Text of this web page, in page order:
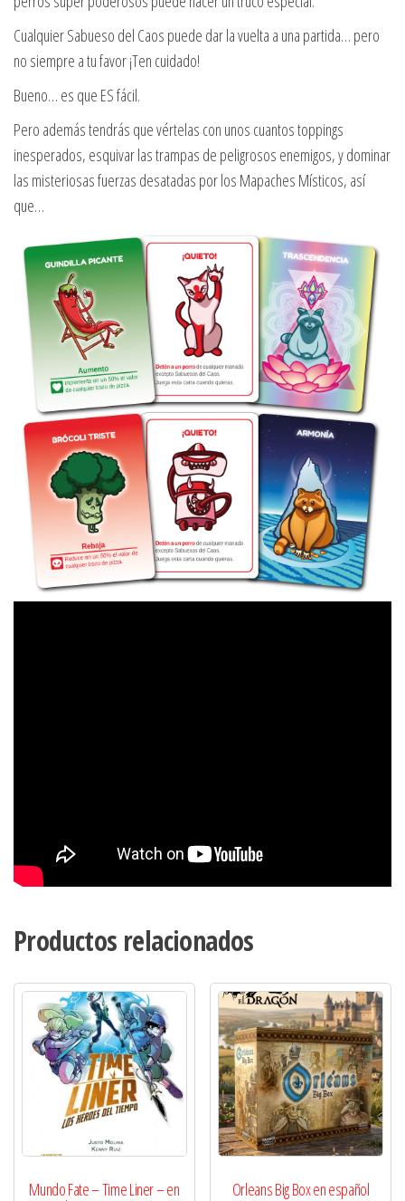
Cualquier Sabueso del Caos puede dar la vuelta a una partida… pero
no siempre a tu favor ¡Ten cuidado!
Bueno… es que ES fácil.
Pero además tendrás que vértelas con unos cuantos toppings
inesperados, esquivar las trampas de peligrosos enemigos, y dominar
las misteriosas fuerzas desatadas por los Mapaches Místicos, así
que…
Productos relacionados
Mundo Fate – Time Liner – en Orleans Big Box en español